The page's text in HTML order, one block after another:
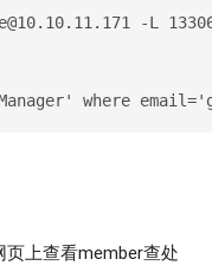
-L
where
上查看member查处